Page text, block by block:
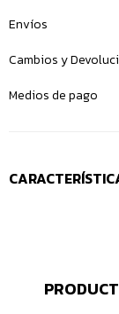
Envíos
Cambios y
Medios de pago